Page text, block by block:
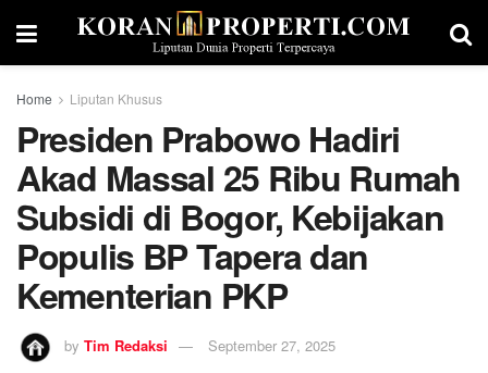
Home Liputan Khusus
Presiden Prabowo Hadiri
Akad Massal 25 Ribu Rumah
Subsidi di Bogor, Kebijakan
Populis BP Tapera dan
Kementerian PKP
by Tim Redaksi September 27, 2025